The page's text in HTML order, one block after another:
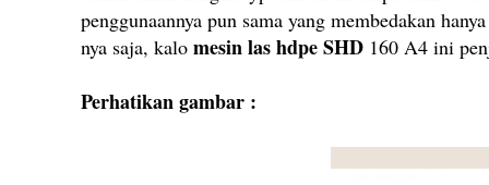
penggunaannya pun sama yang membedakan
nya saja, kalo mesin las hdpe SHD 160 A4 ini
Perhatikan gambar :